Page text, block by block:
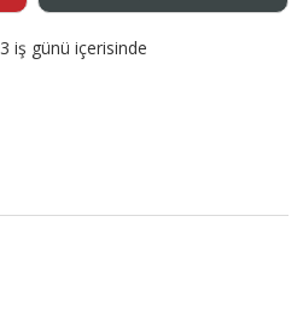
3 iş günü içerisinde